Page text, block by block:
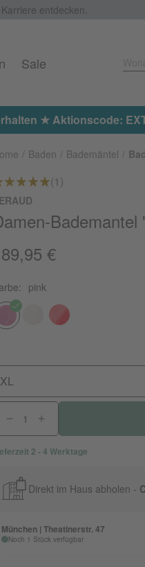
entdecken.
Sale
★ Aktionscode:
Baden Bademäntel
(1)
Bademantel
€
pink
XL
2 - 4 Werktage
Direkt im Haus abholen -
München | Theatinerstr. 47
Noch 1 Stück verfügbar